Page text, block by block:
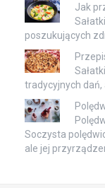
Jak
poszukujących
tradycyjnych dań,
Soczysta
ale jej